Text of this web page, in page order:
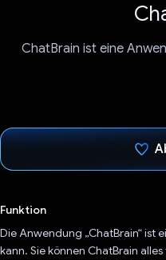
ChatBrain ist eine
Funktion
Die Anwendung „ChatBrain“ ist
kann. Sie können ChatBrain